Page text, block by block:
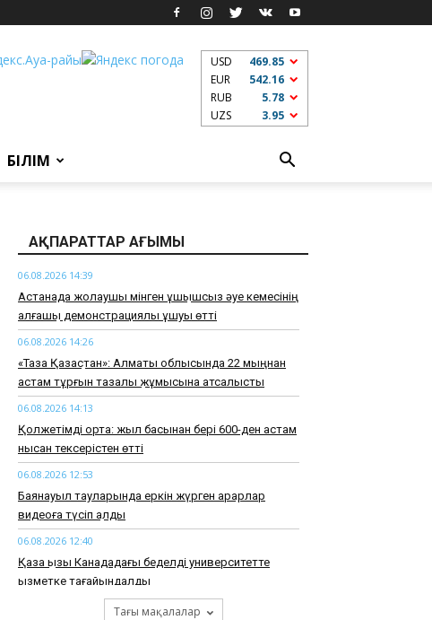
USD
469.85
EUR
542.16
RUB
5.78
UZS
3.95
БІЛІМ
АҚПАРАТТАР АҒЫМЫ
06.08.2026 14:39
Астанада жолаушы мінген ұшқышсыз әуе кемесінің
алғашқы демонстрациялық ұшуы өтті
06.08.2026 14:26
«Таза Қазақстан»: Алматы облысында 22 мыңнан
астам тұрғын тазалық жұмысына атсалысты
06.08.2026 14:13
Қолжетімді орта: жыл басынан бері 600-ден астам
нысан тексерістен өтті
06.08.2026 12:53
Баянауыл тауларында еркін жүрген арқарлар
видеоға түсіп қалды
06.08.2026 12:40
Қазақ қызы Канададағы беделді университетте
қызметке тағайындалды
Тағы мақалалар